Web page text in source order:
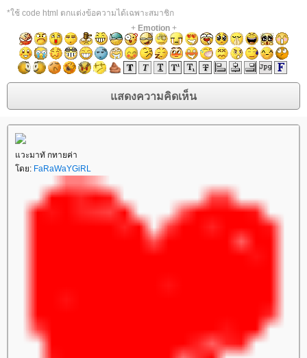
*ใช้ code html ตกแต่งข้อความได้เฉพาะสมาชิก
+ Emotion+
แวะมาทั กทายค่า
โดย: FaRaWaYGiRL